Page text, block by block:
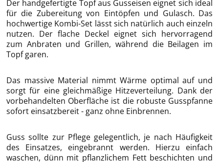
Der handgefertigte Topf aus Gusseisen eignet sich ideal
für die Zubereitung von Eintöpfen und Gulasch. Das
hochwertige Kombi-Set lässt sich natürlich auch einzeln
nutzen. Der flache Deckel eignet sich hervorragend
zum Anbraten und Grillen, während die Beilagen im
Topf garen.
Das massive Material nimmt Wärme optimal auf und
sorgt für eine gleichmäßige Hitzeverteilung. Dank der
vorbehandelten Oberfläche ist die robuste Gusspfanne
sofort einsatzbereit - ganz ohne Einbrennen.
Guss sollte zur Pflege gelegentlich, je nach Häufigkeit
des Einsatzes, eingebrannt werden. Hierzu einfach
waschen, dünn mit pflanzlichem Fett beschichten und